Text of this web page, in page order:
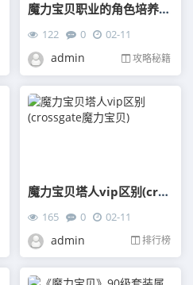
魔力宝贝职业的角色培养与发展策略(魔力宝贝职业的角色培养与发展策略是什么)
122 0 02-11
admin 攻略秘籍
魔力宝贝塔人vip区别(crossgate魔力宝贝)
165 0 02-11
admin 排行榜